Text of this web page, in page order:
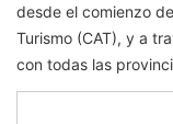
desde el comienzo
Turismo (CAT), y a
con todas las